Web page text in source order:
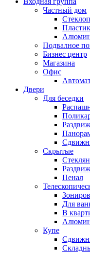
Частный дом
Подвалное
Бизнес центр
Магазина
Офис
Двери
Для беседки
Скрытые
Пенал
Для
В
Купе